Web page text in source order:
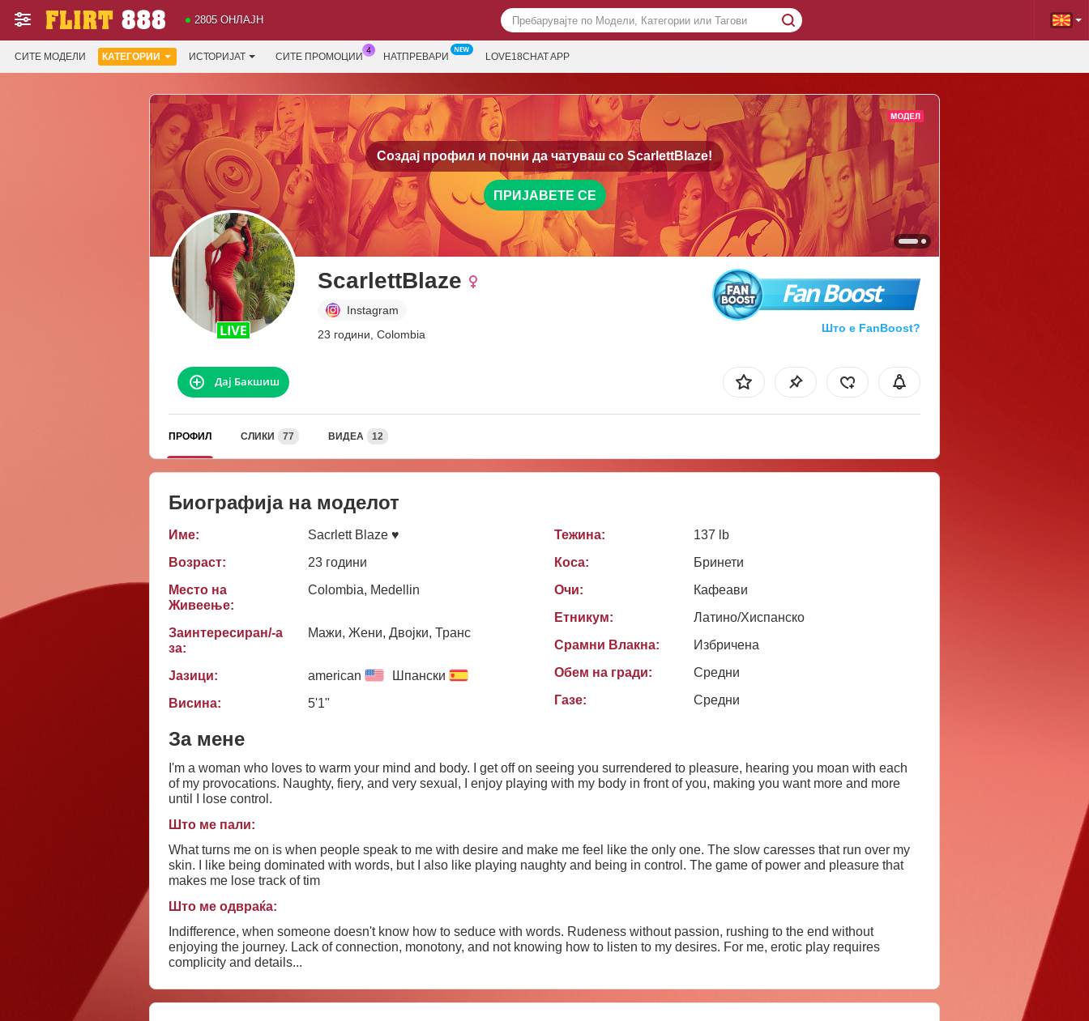
2805 ОНЛАЈН
СИТЕ МОДЕЛИ КАТЕГОРИИ ИСТОРИЈАТ СИТЕ ПРОМОЦИИ НАТПРЕВАРИ LOVE18CHAT APP
Создај профил и почни да чатуваш со ScarlettBlaze!
ПРИЈАВЕТЕ СЕ
ScarlettBlaze
Instagram
23 години, Colombia
Fan Boost
Што е FanBoost?
Дај Бакшиш
ПРОФИЛ СЛИКИ 77 ВИДЕА 12
Биографија на моделот
Име:
Sacrlett Blaze ♥
Возраст:
23 години
Место на
Живеење:
Colombia, Medellin
Заинтересиран/-а
за:
Мажи, Жени, Двојки, Транс
Јазици: american Шпански
Висина: 5'1"
Тежина:
137 lb
Коса:
Бринети
Очи:
Кафеави
Етникум:
Латино/Хиспанско
Срамни Влакна:
Избричена
Обем на гради:
Средни
Газе:
Средни
За мене
I'm a woman who loves to warm your mind and body. I get off on seeing you surrendered to pleasure, hearing you moan with each
of my provocations. Naughty, fiery, and very sexual, I enjoy playing with my body in front of you, making you want more and more
until I lose control.
Што ме пали:
What turns me on is when people speak to me with desire and make me feel like the only one. The slow caresses that run over my
skin. I like being dominated with words, but I also like playing naughty and being in control. The game of power and pleasure that
makes me lose track of tim
Што ме одвраќа:
Indifference, when someone doesn't know how to seduce with words. Rudeness without passion, rushing to the end without
enjoying the journey. Lack of connection, monotony, and not knowing how to listen to my desires. For me, erotic play requires
complicity and details...